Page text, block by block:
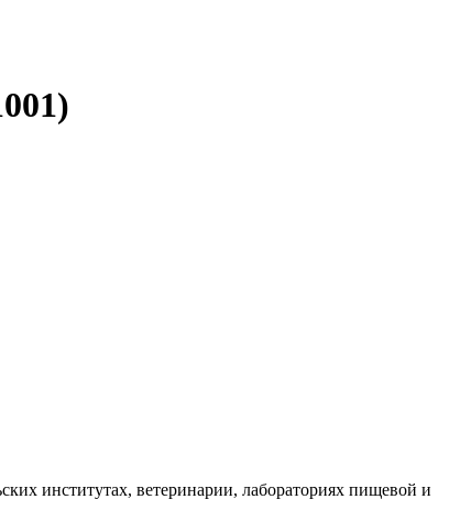
институтах, ветеринарии, лабораториях пищевой и